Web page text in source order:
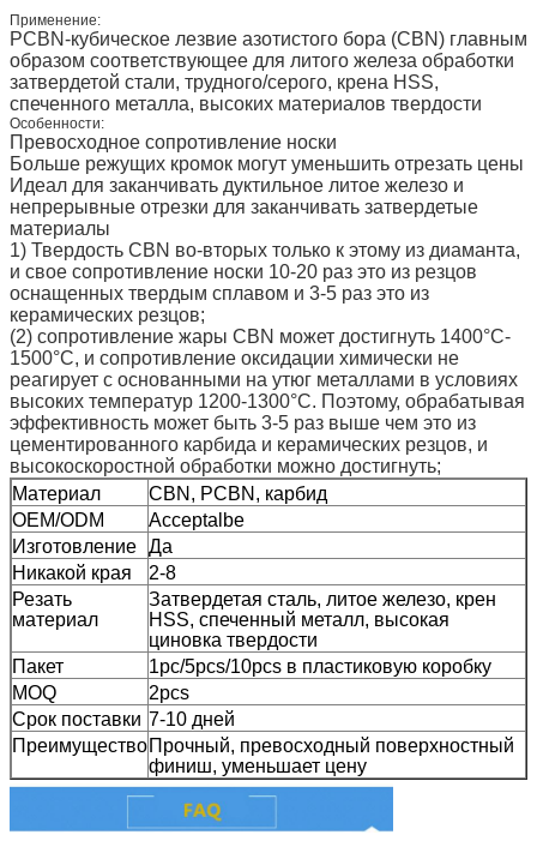
Применение:
PCBN-кубическое лезвие азотистого бора (CBN) главным
образом соответствующее для литого железа обработки
затвердетой стали, трудного/серого, крена HSS,
спеченного металла, высоких материалов твердости
Особенности:
Превосходное сопротивление носки
Больше режущих кромок могут уменьшить отрезать цены
Идеал для заканчивать дуктильное литое железо и
непрерывные отрезки для заканчивать затвердетые
материалы
1) Твердость CBN во-вторых только к этому из диаманта,
и свое сопротивление носки 10-20 раз это из резцов
оснащенных твердым сплавом и 3-5 раз это из
керамических резцов;
(2) сопротивление жары CBN может достигнуть 1400°C-
1500°C, и сопротивление оксидации химически не
реагирует с основанными на утюг металлами в условиях
высоких температур 1200-1300°C. Поэтому, обрабатывая
эффективность может быть 3-5 раз выше чем это из
цементированного карбида и керамических резцов, и
высокоскоростной обработки можно достигнуть;
Материал
CBN, PCBN, карбид
OEM/ODM
Acceptalbe
Изготовление Да
Никакой края
2-8
Резать
материал
Затвердетая сталь, литое железо, крен
HSS, спеченный металл, высокая
циновка твердости
Пакет
1pc/5pcs/10pcs в пластиковую коробку
MOQ
2pcs
Срок поставки 7-10 дней
ПреимуществоПрочный, превосходный поверхностный
финиш, уменьшает цену